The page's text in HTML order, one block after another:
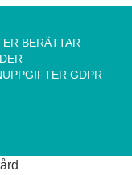
BERÄTTAR
GDPR